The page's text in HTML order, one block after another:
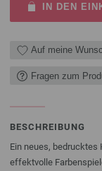
IN DEN
Auf meine
Fragen zum
BESCHREIBUNG
Ein neues, bedrucktes
effektvolle